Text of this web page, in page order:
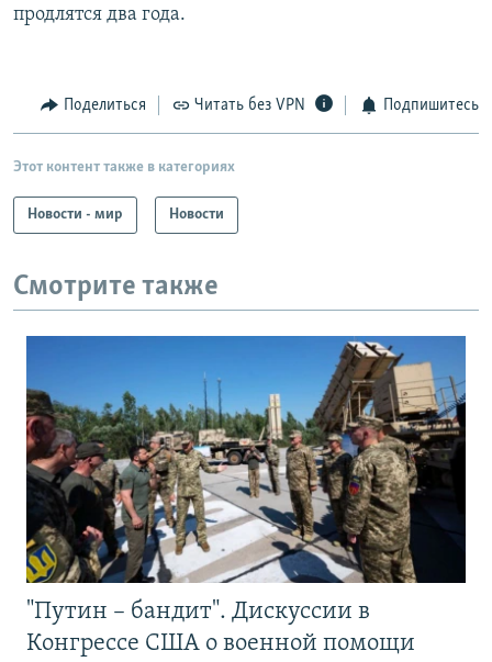
продлятся два года.
Поделиться Читать без VPN Подпишитесь
Этот контент также в категориях
Новости - мир Новости
Смотрите также
"Путин – бандит". Дискуссии в
Конгрессе США о военной помощи